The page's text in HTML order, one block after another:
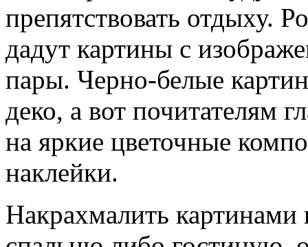
препятствовать отдыху.
дадут картины с
пары. Черно-белые
деко, а вот почитателям
на яркие цветочные
наклейки.
Накрахмалить картинами